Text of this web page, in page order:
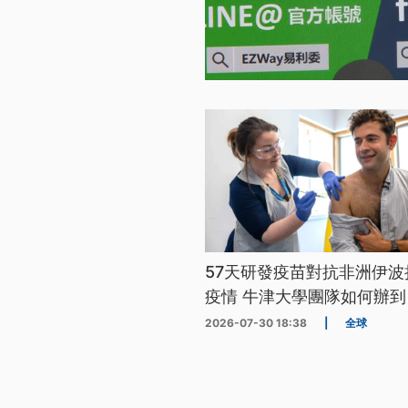
57天研發疫苗對抗非洲伊
疫情 牛津大學團隊如何辦
2026-07-30 18:38 全球